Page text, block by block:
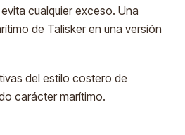
cualquier exceso. Una
de Talisker en una versión
del estilo costero de
carácter marítimo.